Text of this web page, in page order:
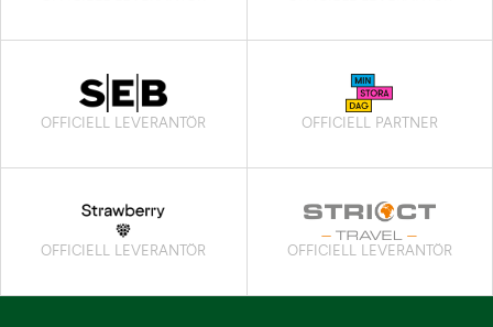
OFFICIELL LEVERANTÖR OFFICIELL PARTNER
OFFICIELL LEVERANTÖR OFFICIELL LEVERANTÖR